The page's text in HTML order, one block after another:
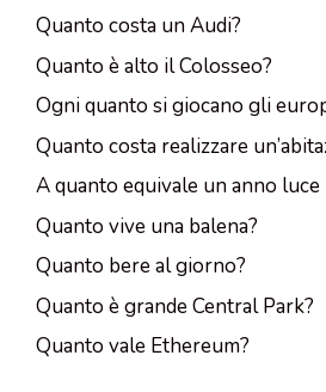
Quanto costa un Audi?
Quanto è alto il Colosseo?
Ogni quanto si giocano gli
Quanto costa realizzare
A quanto equivale un anno luce
Quanto vive una balena?
Quanto bere al giorno?
Quanto è grande Central Park?
Quanto vale Ethereum?